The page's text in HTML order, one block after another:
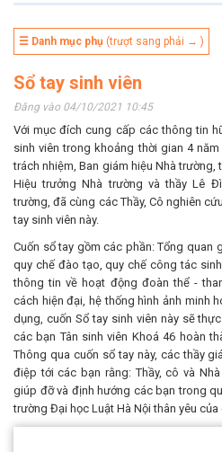
☰ Danh mục phụ (trượt sang phải → )
Sổ tay sinh viên
Đăng vào 04/10/2021 10:45
Với mục đích cung cấp các thông tin
sinh viên trong khoảng thời gian 4
trách nhiệm, Ban giám hiệu Nhà
Hiệu trưởng Nhà trường và thầy Lê
trường, đã cùng các Thầy, Cô nghiên
tay sinh viên này.
Cuốn sổ tay gồm các phần: Tổng quan
quy chế đào tạo, quy chế công tác
thông tin về hoạt động đoàn thể -
cách hiện đại, hệ thống hình ảnh minh
dụng, cuốn Sổ tay sinh viên này sẽ
các bạn Tân sinh viên Khoá 46 hoàn
Thông qua cuốn sổ tay này, các thầy
điệp tới các bạn rằng: Thầy, cô và
giúp đỡ và định hướng các bạn trong
trường Đại học Luật Hà Nội thân yêu của